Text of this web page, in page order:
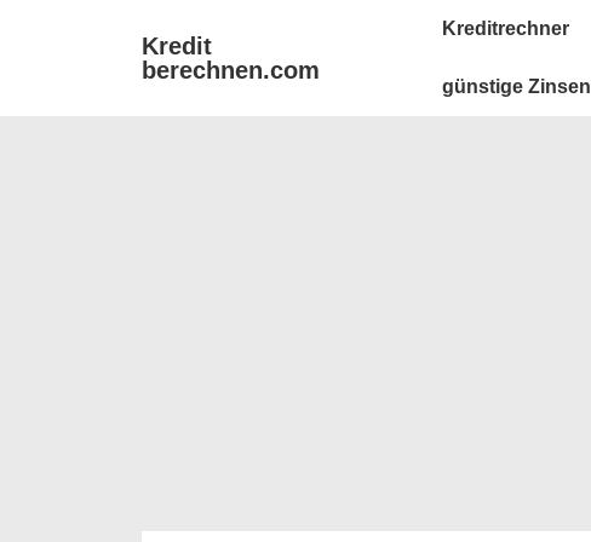
Kredit
berechnen.com
Main
Kreditrechner
günstige Zinsen